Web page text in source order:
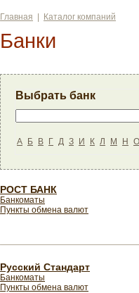
Главная Каталог компаний
Банки
Выбрать банк
А Б В Г Д З И К Л М Н О
РОСТ БАНК
Банкоматы
Пункты обмена валют
Русский Стандарт
Банкоматы
Пункты обмена валют